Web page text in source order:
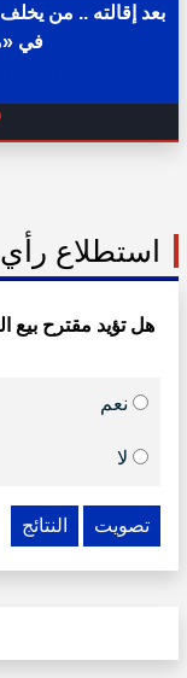
بعد إقالته .. من
في
استطلاع رأي
هل تؤيد مقترح بيع
نعم
لا
تصويت النتائج